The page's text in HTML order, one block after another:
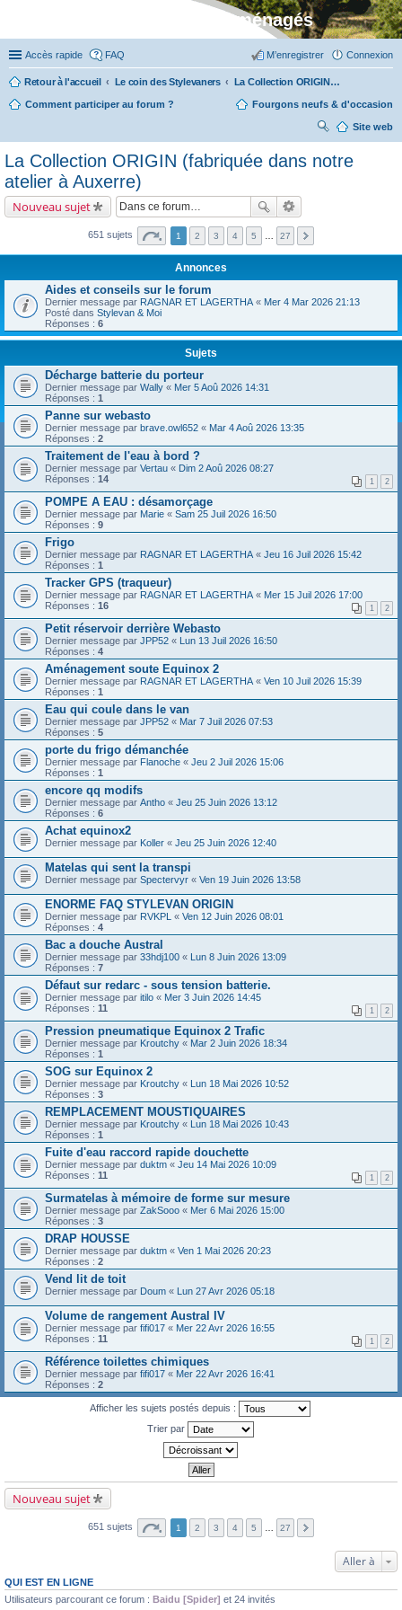
Stylevan - Vans aménagés
Accès rapide FAQ Connexion
M’enregistrer
Retour à l'accueil Le coin des Stylevaners La Collection ORIGIN (fabriquée dans notre atelier à Auxerre)
Comment participer au forum ? Fourgons neufs & d'occasion
Site web
her
La Collection ORIGIN (fabriquée dans notre
atelier à Auxerre)
Nouveau sujet
651 sujets 1 2 3 4 5 27
Annonces
Aides et conseils sur le forum
Dernier message par RAGNAR ET LAGERTHA « Mer 4 Mar 2026 21:13
Posté dans Stylevan & Moi
Réponses : 6
Sujets
Décharge batterie du porteur
Dernier message par Wally « Mer 5 Aoû 2026 14:31
Réponses : 1
Panne sur webasto
Dernier message par brave.owl652 « Mar 4 Aoû 2026 13:35
Réponses : 2
Traitement de l'eau à bord ?
Dernier message par Vertau « Dim 2 Aoû 2026 08:27
Réponses : 14 1 2
POMPE A EAU : désamorçage
Dernier message par Marie « Sam 25 Juil 2026 16:50
Réponses : 9
Frigo
Dernier message par RAGNAR ET LAGERTHA « Jeu 16 Juil 2026 15:42
Réponses : 1
Tracker GPS (traqueur)
Dernier message par RAGNAR ET LAGERTHA « Mer 15 Juil 2026 17:00
Réponses : 16 1 2
Petit réservoir derrière Webasto
Dernier message par JPP52 « Lun 13 Juil 2026 16:50
Réponses : 4
Aménagement soute Equinox 2
Dernier message par RAGNAR ET LAGERTHA « Ven 10 Juil 2026 15:39
Réponses : 1
Eau qui coule dans le van
Dernier message par JPP52 « Mar 7 Juil 2026 07:53
Réponses : 5
porte du frigo démanchée
Dernier message par Flanoche « Jeu 2 Juil 2026 15:06
Réponses : 1
encore qq modifs
Dernier message par Antho « Jeu 25 Juin 2026 13:12
Réponses : 6
Achat equinox2
Dernier message par Koller « Jeu 25 Juin 2026 12:40
Matelas qui sent la transpi
Dernier message par Spectervyr « Ven 19 Juin 2026 13:58
ENORME FAQ STYLEVAN ORIGIN
Dernier message par RVKPL « Ven 12 Juin 2026 08:01
Réponses : 4
Bac a douche Austral
Dernier message par 33hdj100 « Lun 8 Juin 2026 13:09
Réponses : 7
Défaut sur redarc - sous tension batterie.
Dernier message par itilo « Mer 3 Juin 2026 14:45
Réponses : 11 1 2
Pression pneumatique Equinox 2 Trafic
Dernier message par Kroutchy « Mar 2 Juin 2026 18:34
Réponses : 1
SOG sur Equinox 2
Dernier message par Kroutchy « Lun 18 Mai 2026 10:52
Réponses : 3
REMPLACEMENT MOUSTIQUAIRES
Dernier message par Kroutchy « Lun 18 Mai 2026 10:43
Réponses : 1
Fuite d'eau raccord rapide douchette
Dernier message par duktm « Jeu 14 Mai 2026 10:09
Réponses : 11 1 2
Surmatelas à mémoire de forme sur mesure
Dernier message par ZakSooo « Mer 6 Mai 2026 15:00
Réponses : 3
DRAP HOUSSE
Dernier message par duktm « Ven 1 Mai 2026 20:23
Réponses : 2
Vend lit de toit
Dernier message par Doum « Lun 27 Avr 2026 05:18
Volume de rangement Austral IV
Dernier message par fifi017 « Mer 22 Avr 2026 16:55
Réponses : 11 1 2
Référence toilettes chimiques
Dernier message par fifi017 « Mer 22 Avr 2026 16:41
Réponses : 2
Afficher les sujets postés depuis :
Trier par
Nouveau sujet
651 sujets 1 2 3 4 5 27
Aller à
QUI EST EN LIGNE
Utilisateurs parcourant ce forum : Baidu [Spider] et 24 invités